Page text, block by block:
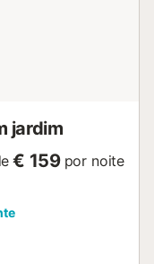
jardim
€ 159 por noite